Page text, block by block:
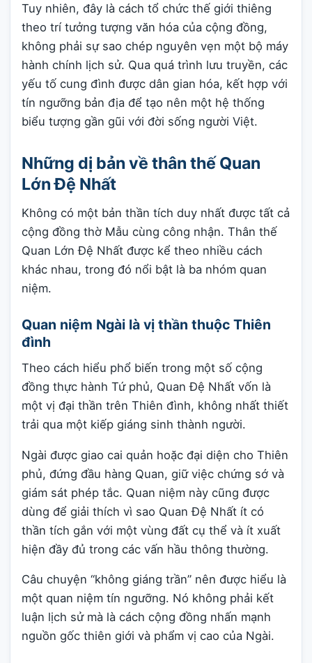
Tuy nhiên, đây là cách tổ chức thế giới thiêng
theo trí tưởng tượng văn hóa của cộng đồng,
không phải sự sao chép nguyên vẹn một bộ máy
hành chính lịch sử. Qua quá trình lưu truyền, các
yếu tố cung đình được dân gian hóa, kết hợp với
tín ngưỡng bản địa để tạo nên một hệ thống
biểu tượng gần gũi với đời sống người Việt.
Những dị bản về thân thế Quan
Lớn Đệ Nhất
Không có một bản thần tích duy nhất được tất cả
cộng đồng thờ Mẫu cùng công nhận. Thân thế
Quan Lớn Đệ Nhất được kể theo nhiều cách
khác nhau, trong đó nổi bật là ba nhóm quan
niệm.
Quan niệm Ngài là vị thần thuộc Thiên
đình
Theo cách hiểu phổ biến trong một số cộng
đồng thực hành Tứ phủ, Quan Đệ Nhất vốn là
một vị đại thần trên Thiên đình, không nhất thiết
trải qua một kiếp giáng sinh thành người.
Ngài được giao cai quản hoặc đại diện cho Thiên
phủ, đứng đầu hàng Quan, giữ việc chứng sớ và
giám sát phép tắc. Quan niệm này cũng được
dùng để giải thích vì sao Quan Đệ Nhất ít có
thần tích gắn với một vùng đất cụ thể và ít xuất
hiện đầy đủ trong các vấn hầu thông thường.
Câu chuyện “không giáng trần” nên được hiểu là
một quan niệm tín ngưỡng. Nó không phải kết
luận lịch sử mà là cách cộng đồng nhấn mạnh
nguồn gốc thiên giới và phẩm vị cao của Ngài.